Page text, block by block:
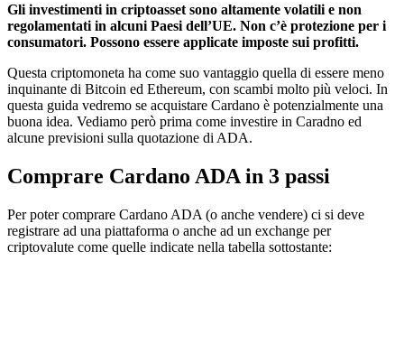
Gli investimenti in criptoasset sono altamente volatili e non
regolamentati in alcuni Paesi dell’UE. Non c’è protezione per i
consumatori. Possono essere applicate imposte sui profitti.
Questa criptomoneta ha come suo vantaggio quella di essere meno
inquinante di Bitcoin ed Ethereum, con scambi molto più veloci. In
questa guida vedremo se acquistare Cardano è potenzialmente una
buona idea. Vediamo però prima come investire in Caradno ed
alcune previsioni sulla quotazione di ADA.
Comprare Cardano ADA in 3 passi
Per poter comprare Cardano ADA (o anche vendere) ci si deve
registrare ad una piattaforma o anche ad un exchange per
criptovalute come quelle indicate nella tabella sottostante: